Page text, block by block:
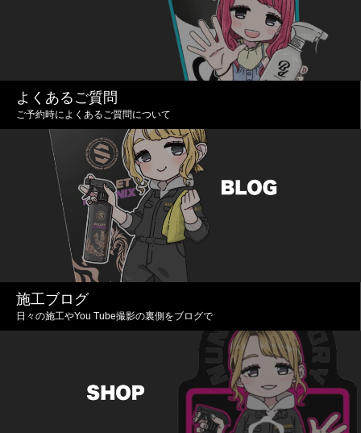
よくあるご質問
ご予約時によくあるご質問について
施工ブログ
日々の施工やYou Tube撮影の裏側をブログで